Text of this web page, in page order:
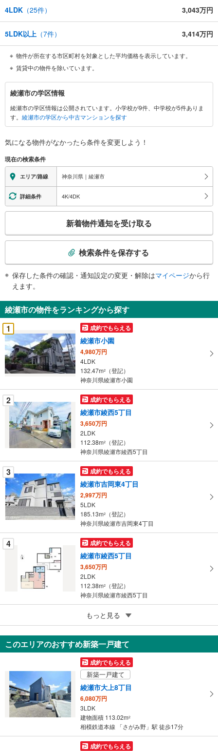
4LDK （25件） 3,043万円
5LDK以上 （7件） 3,414万円
物件が所在する市区町村を対象とした平均価格を表示しています。
賃貸中の物件を除いています。
綾
瀬
市
に
す
情
報
綾瀬市の学区情報
綾瀬市の学区情報は公開されています。小学校が9件、中学校が5件ありま
す。 綾瀬市の学区から中古マンションを探す
気になる物件がなかったら条件を変更しよう！
現在の検索条件
エリア/路線 神奈川県｜綾瀬市
詳細条件 4K/4DK
検
知
を
受
け
取
る
・
件
を
マ
イ
ペ
に
保
存
す
る
新着物件通知を受け取る
検索条件を保存する
保存した条件の確認・通知設定の変更・解除はマイページから行
えます。
綾瀬市の物件をランキングから探す
1
成約でもらえる
綾瀬市小園
4,980万円
4LDK
132.47m2
（登記）
神奈川県綾瀬市小園
2 成約でもらえる
綾瀬市綾西5丁目
3,650万円
2LDK
112.38m2
（登記）
神奈川県綾瀬市綾西5丁目
3 成約でもらえる
綾瀬市吉岡東4丁目
2,997万円
5LDK
185.13m2
（登記）
神奈川県綾瀬市吉岡東4丁目
4 成約でもらえる
綾瀬市綾西5丁目
3,650万円
2LDK
112.38m2
（登記）
神奈川県綾瀬市綾西5丁目
成約でもらえる
綾瀬市寺尾北3丁目
2,380万円
4LDK
128.56m2
神奈川県綾瀬市寺尾北3丁目
もっと見る
このエリアのおすすめ新築一戸建て
成約でもらえる
新築一戸建て
綾瀬市大上8丁目
6,080万円
3LDK
建物面積 113.02m2
相模鉄道本線 「さがみ野」駅 徒歩17分
成約でもらえる